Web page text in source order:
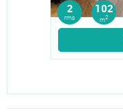
2
rms
102
m2